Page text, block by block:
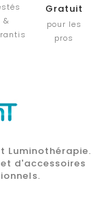
&
Gratuit
pour les
pros
Luminothérapie.
d'accessoires